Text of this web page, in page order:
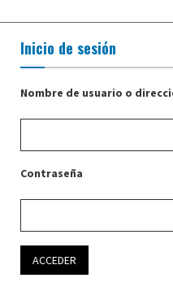
Inicio de sesión
Nombre de usuario o
Contraseña